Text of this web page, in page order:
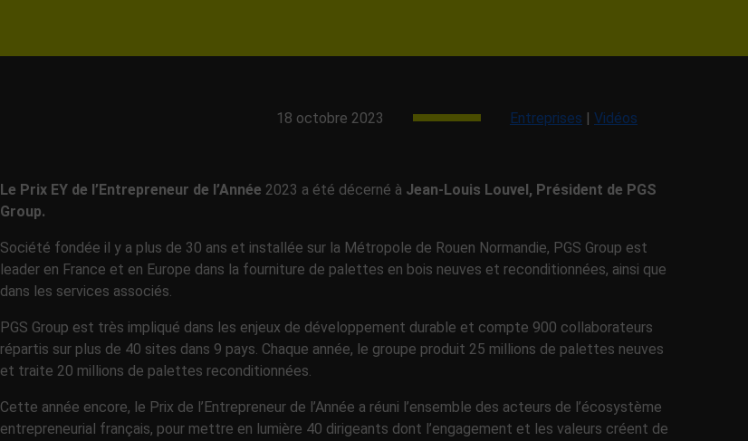
18 octobre 2023 Entreprises | Vidéos
Le Prix EY de l’Entrepreneur de l’Année 2023 a été décerné à Jean-Louis Louvel, Président de PGS
Group.
Société fondée il y a plus de 30 ans et installée sur la Métropole de Rouen Normandie, PGS Group est
leader en France et en Europe dans la fourniture de palettes en bois neuves et reconditionnées, ainsi que
dans les services associés.
PGS Group est très impliqué dans les enjeux de développement durable et compte 900 collaborateurs
répartis sur plus de 40 sites dans 9 pays. Chaque année, le groupe produit 25 millions de palettes neuves
et traite 20 millions de palettes reconditionnées.
Cette année encore, le Prix de l’Entrepreneur de l’Année a réuni l’ensemble des acteurs de l’écosystème
entrepreneurial français, pour mettre en lumière 40 dirigeants dont l’engagement et les valeurs créent de